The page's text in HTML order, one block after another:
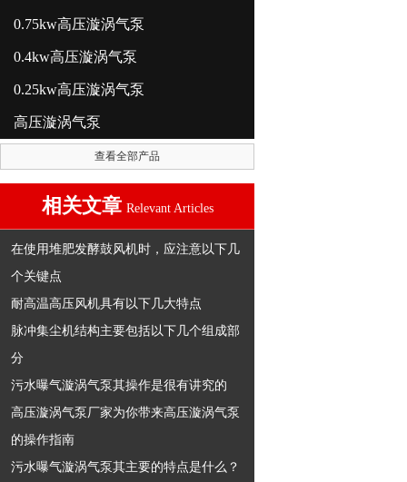
0.75kw高压漩涡气泵
0.4kw高压漩涡气泵
0.25kw高压漩涡气泵
高压漩涡气泵
查看全部产品
相关文章 Relevant Articles
在使用堆肥发酵鼓风机时，应注意以下几
个关键点
耐高温高压风机具有以下几大特点
脉冲集尘机结构主要包括以下几个组成部
分
污水曝气漩涡气泵其操作是很有讲究的
高压漩涡气泵厂家为你带来高压漩涡气泵
的操作指南
污水曝气漩涡气泵其主要的特点是什么？